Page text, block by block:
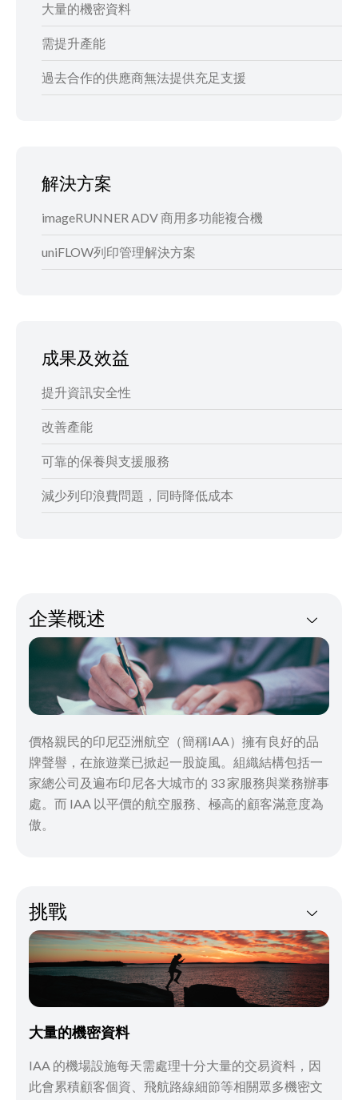
大量的機密資料
需提升產能
過去合作的供應商無法提供充足支援
解決方案
imageRUNNER ADV 商用多功能複合機
uniFLOW列印管理解決方案
成果及效益
提升資訊安全性
改善產能
可靠的保養與支援服務
減少列印浪費問題，同時降低成本
企業概述
價格親民的印尼亞洲航空（簡稱IAA）擁有良好的品
牌聲譽，在旅遊業已掀起一股旋風。組織結構包括一
家總公司及遍布印尼各大城市的 33 家服務與業務辦事
處。而 IAA 以平價的航空服務、極高的顧客滿意度為
傲。
挑戰
大量的機密資料
IAA 的機場設施每天需處理十分大量的交易資料，因
此會累積顧客個資、飛航路線細節等相關眾多機密文